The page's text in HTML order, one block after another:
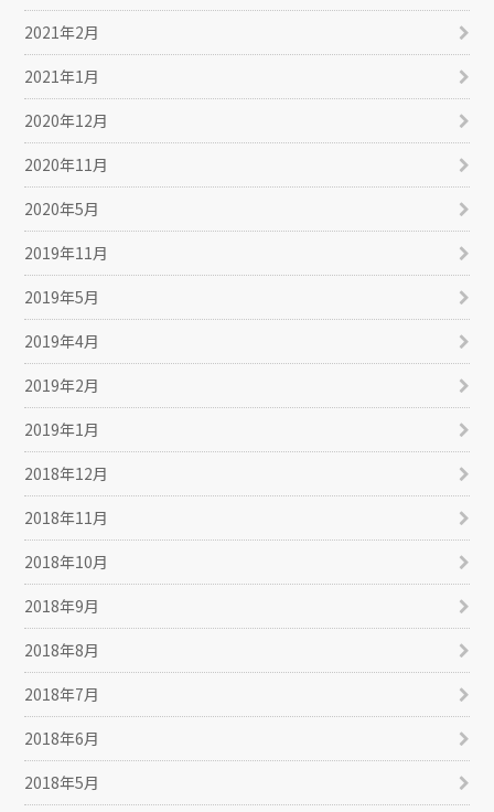
2021年2月
2021年1月
2020年12月
2020年11月
2020年5月
2019年11月
2019年5月
2019年4月
2019年2月
2019年1月
2018年12月
2018年11月
2018年10月
2018年9月
2018年8月
2018年7月
2018年6月
2018年5月